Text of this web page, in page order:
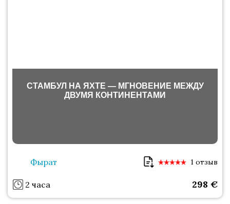
СТАМБУЛ НА ЯХТЕ — МГНОВЕНИЕ МЕЖДУ
ДВУМЯ КОНТИНЕНТАМИ
Фырат 1 отзыв
2 часа 298 €